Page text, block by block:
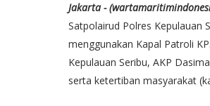
Jakarta -
Satpolairud Polres Kepulauan
menggunakan Kapal Patroli
Kepulauan Seribu, AKP
serta ketertiban masyarakat